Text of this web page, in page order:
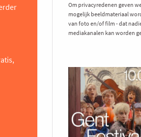
Om privacyredenen geven
mogelijk beeldmateriaal
van foto en/of film - dat
mediakanalen kan worden